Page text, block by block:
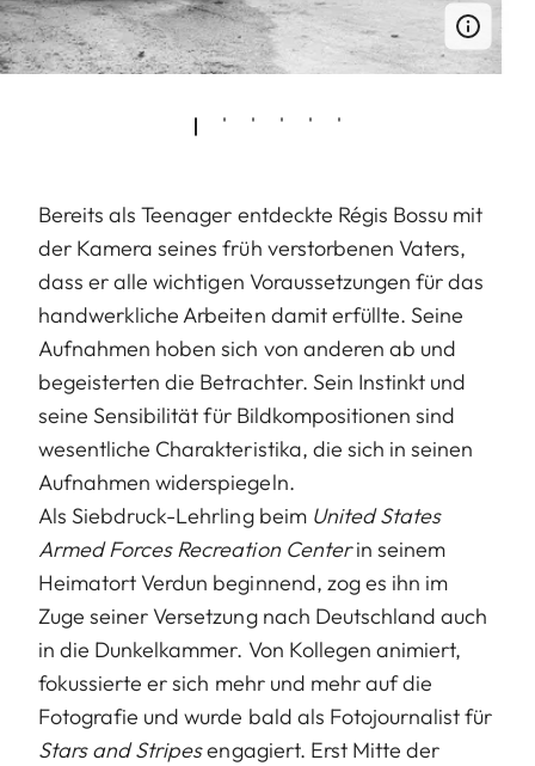
Bereits als Teenager entdeckte Régis Bossu mit
der Kamera seines früh verstorbenen Vaters,
dass er alle wichtigen Voraussetzungen für das
handwerkliche Arbeiten damit erfüllte. Seine
Aufnahmen hoben sich von anderen ab und
begeisterten die Betrachter. Sein Instinkt und
seine Sensibilität für Bildkompositionen sind
wesentliche Charakteristika, die sich in seinen
Aufnahmen widerspiegeln.
Als Siebdruck-Lehrling beim United States
Armed Forces Recreation Centerin seinem
Heimatort Verdun beginnend, zog es ihn im
Zuge seiner Versetzung nach Deutschland auch
in die Dunkelkammer. Von Kollegen animiert,
fokussierte er sich mehr und mehr auf die
Fotografie und wurde bald als Fotojournalist für
Stars and Stripesengagiert. Erst Mitte der